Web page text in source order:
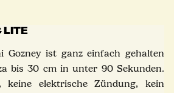
LITE
Gozney ist ganz einfach gehalten
bis 30 cm in unter 90 Sekunden.
keine elektrische Zündung, kein